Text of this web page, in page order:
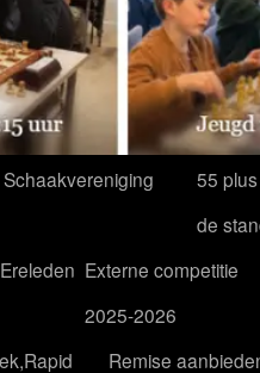
55
de
Ereleden Externe competitie
2025-2026
Remise